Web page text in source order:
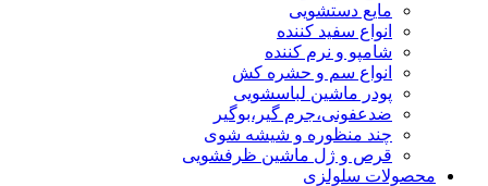
مایع دستشویی
انواع سفید کننده
شامپو و نرم کننده
انواع سم و حشره کش
پودر ماشین لباسشویی
ضدعفونی،جرم گیر،بوگیر
چند منظوره و شیشه شوی
قرص و ژل ماشین ظرفشویی
محصولات سلولزی